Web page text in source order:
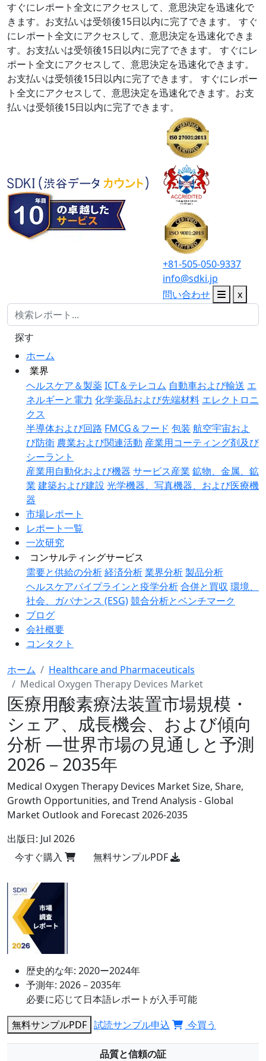
すぐにレポート全文にアクセスして、意思決定を迅速化で
きます。お支払いは受領後15日以内に完了できます。
すぐ
にレポート全文にアクセスして、意思決定を迅速化できま
す。お支払いは受領後15日以内に完了できます。
すぐにレ
ポート全文にアクセスして、意思決定を迅速化できます。
お支払いは受領後15日以内に完了できます。
すぐにレポー
ト全文にアクセスして、意思決定を迅速化できます。お支
払いは受領後15日以内に完了できます。
+81-505-050-9337
info@sdki.jp
問い合わせ
x
ホーム
業界
ヘルスケア＆製薬ICT＆テレコム 自動車および輸送 エ
ネルギーと電力 化学薬品および先端材料 エレクトロニ
クス
半導体および回路 FMCG＆フード 包装 航空宇宙およ
び防衛 農業および関連活動 産業用コーティング剤及び
シーラント
産業用自動化および機器 サービス産業 鉱物、金属、鉱
業 建築および建設 光学機器、写真機器、および医療機
器
市場レポート
レポート一覧
一次研究
コンサルティングサービス
需要と供給の分析経済分析業界分析製品分析
ヘルスケアパイプラインと疫学分析合併と買収 環境、
社会、ガバナンス (ESG)競合分析とベンチマーク
ブログ
会社概要
コンタクト
探す
ホーム
Healthcare and Pharmaceuticals
Medical Oxygen Therapy Devices Market
医療用酸素療法装置市場規模・
シェア、成長機会、および傾向
分析 ―世界市場の見通しと予測
2026－2035年
Medical Oxygen Therapy Devices Market Size, Share,
Growth Opportunities, and Trend Analysis - Global
Market Outlook and Forecast 2026-2035
出版日: Jul 2026
今すぐ購入
無料サンプルPDF
歴史的な年: 2020ー2024年
予測年: 2026－2035年
必要に応じて日本語レポートが入手可能
無料サンプルPDF 試読サンプル申込 今買う
品質と信頼の証